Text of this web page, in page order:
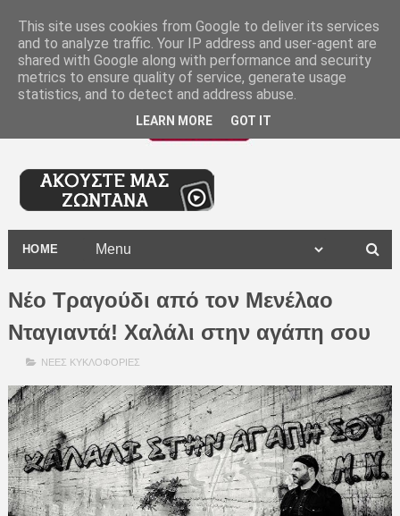
HOME
Νέο Τραγούδι από τον Μενέλαο
Νταγιαντά! Χαλάλι στην αγάπη σου
ΝΕΕΣ ΚΥΚΛΟΦΟΡΙΕΣ
This site uses cookies from Google to deliver its services
and to analyze traffic. Your IP address and user-agent are
shared with Google along with performance and security
metrics to ensure quality of service, generate usage
statistics, and to detect and address abuse.
LEARN MORE GOT IT